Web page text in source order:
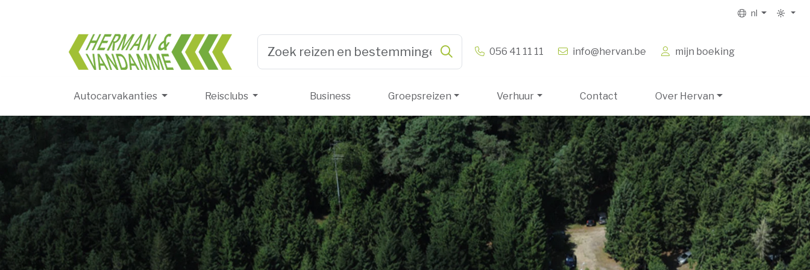
nl
Herman & Vandamme 056 41 11 11 info@hervan.be mijn boeking
Autocarvakanties Reisclubs Business Groepsreizen Verhuur Contact Over Hervan